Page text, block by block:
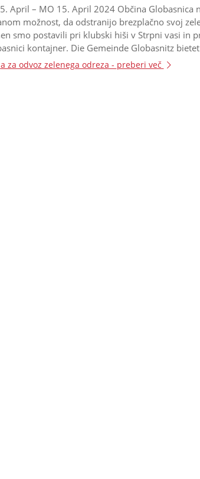
April – MO 15. April 2024 Občina Globasnica
možnost, da odstranijo brezplačno svoj
smo postavili pri klubski hiši v Strpni vasi in
kontajner. Die Gemeinde Globasnitz
wieder die Möglichkeit,
za odvoz zelenega odreza - preberi več